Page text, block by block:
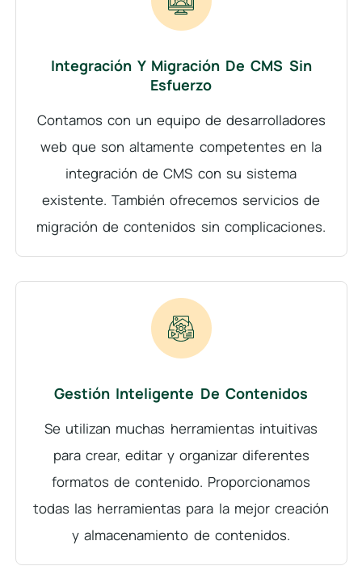
Integración Y Migración De CMS Sin
Esfuerzo
Contamos con un equipo de desarrolladores
web que son altamente competentes en la
integración de CMS con su sistema
existente. También ofrecemos servicios de
migración de contenidos sin complicaciones.
Gestión Inteligente De Contenidos
Se utilizan muchas herramientas intuitivas
para crear, editar y organizar diferentes
formatos de contenido. Proporcionamos
todas las herramientas para la mejor creación
y almacenamiento de contenidos.